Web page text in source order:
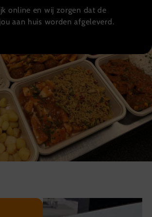
online en wij zorgen dat de
aan huis worden afgeleverd.